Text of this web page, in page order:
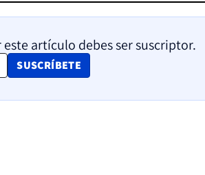
artículo debes ser suscriptor.
SUSCRÍBETE
OPENS IN NEW WINDOW